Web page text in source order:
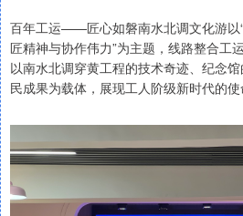
百年工运——匠心如磐南水北调文化游以
匠精神与协作伟力”为主题，线路整合工
以南水北调穿黄工程的技术奇迹、纪念
民成果为载体，展现工人阶级新时代的使